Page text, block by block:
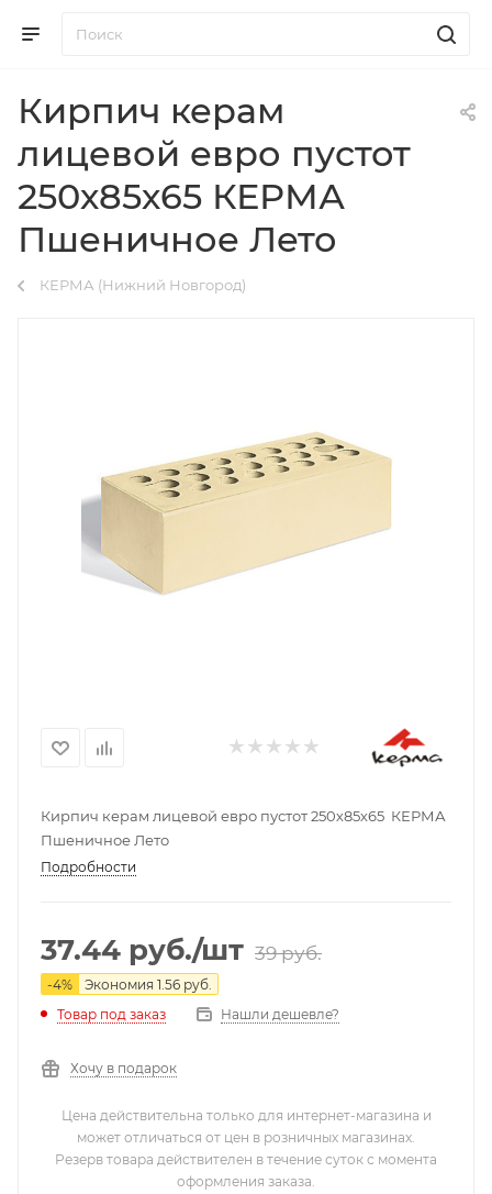
Кирпич керам
лицевой евро пустот
250х85х65 КЕРМА
Пшеничное Лето
КЕРМА (Нижний Новгород)
Кирпич керам лицевой евро пустот 250х85х65 КЕРМА
Пшеничное Лето
Подробности
37.44 руб./шт 39руб.
-4% Экономия 1.56 руб.
Товар под заказ
Нашли дешевле?
Хочу в подарок
Цена действительна только для интернет-магазина и
может отличаться от цен в розничных магазинах.
Резерв товара действителен в течение суток с момента
оформления заказа.